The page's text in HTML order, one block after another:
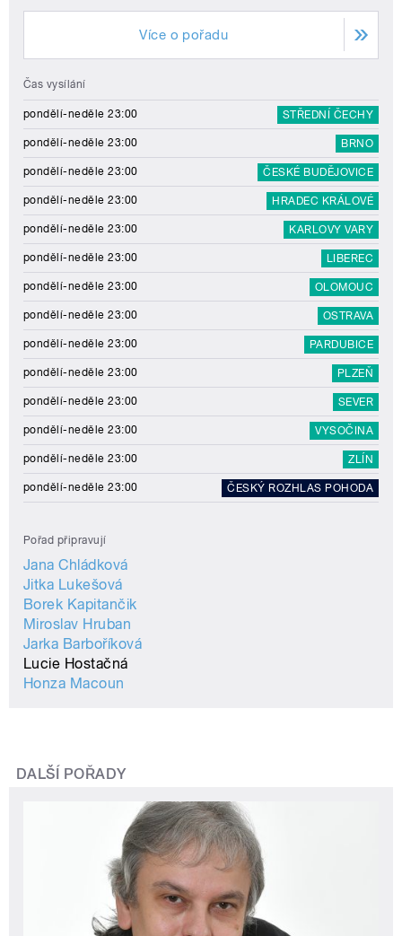
Více o pořadu
Čas vysílání
pondělí-neděle 23:00 STŘEDNÍ ČECHY
pondělí-neděle 23:00 BRNO
pondělí-neděle 23:00 ČESKÉ BUDĚJOVICE
pondělí-neděle 23:00 HRADEC KRÁLOVÉ
pondělí-neděle 23:00 KARLOVY VARY
pondělí-neděle 23:00 LIBEREC
pondělí-neděle 23:00 OLOMOUC
pondělí-neděle 23:00 OSTRAVA
pondělí-neděle 23:00 PARDUBICE
pondělí-neděle 23:00 PLZEŇ
pondělí-neděle 23:00 SEVER
pondělí-neděle 23:00 VYSOČINA
pondělí-neděle 23:00 ZLÍN
pondělí-neděle 23:00 ČESKÝ ROZHLAS POHODA
Pořad připravují
Jana Chládková
Jitka Lukešová
Borek Kapitančik
Miroslav Hruban
Jarka Barboříková
Lucie Hostačná
Honza Macoun
DALŠÍ POŘADY